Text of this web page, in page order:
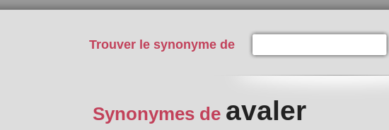
Trouver le synonyme de
Synonymes de avaler